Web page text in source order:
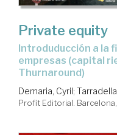
Private equity
empresas (capital
Thurnaround)
Demaria, Cyril;
Profit Editorial.